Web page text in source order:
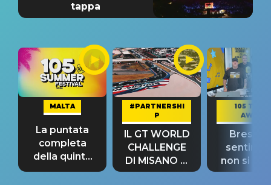
tappa
MALTA
La puntata
completa
della quinta
tappa
#PARTNERSHI
P
IL GT WORLD
CHALLENGE
DI MISANO si
riconferma
105 TAKE
AWAY
Bresh:
non si
fino alla